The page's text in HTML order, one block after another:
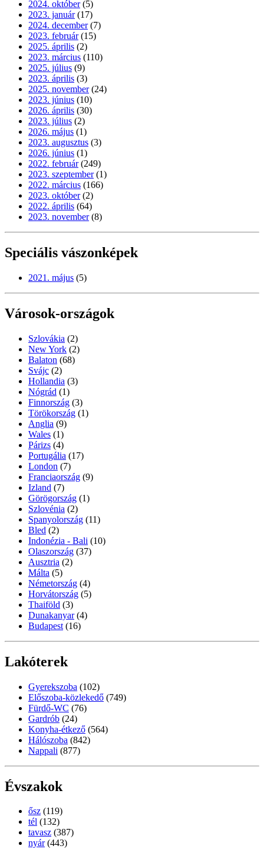
2024. október (5)
2023. január (17)
2024. december (7)
2023. február (15)
2025. április (2)
2023. március (110)
2025. július (9)
2023. április (3)
2025. november (24)
2023. június (10)
2026. április (30)
2023. július (2)
2026. május (1)
2023. augusztus (3)
2026. június (1)
2022. február (249)
2023. szeptember (1)
2022. március (166)
2023. október (2)
2022. április (64)
2023. november (8)
Speciális vászonképek
2021. május (5)
Városok-országok
Szlovákia (2)
New York (2)
Balaton (68)
Svájc (2)
Hollandia (3)
Nógrád (1)
Finnország (3)
Törökország (1)
Anglia (9)
Wales (1)
Párizs (4)
Portugália (17)
London (7)
Franciaország (9)
Izland (7)
Görögország (1)
Szlovénia (2)
Spanyolország (11)
Bled (2)
Indonézia - Bali (10)
Olaszország (37)
Ausztria (2)
Málta (5)
Németország (4)
Horvátország (5)
Thaiföld (3)
Dunakanyar (4)
Budapest (16)
Lakóterek
Gyerekszoba (102)
Előszoba-közlekedő (749)
Fürdő-WC (76)
Gardrób (24)
Konyha-étkező (564)
Hálószoba (842)
Nappali (877)
Évszakok
ősz (119)
tél (132)
tavasz (387)
nyár (443)